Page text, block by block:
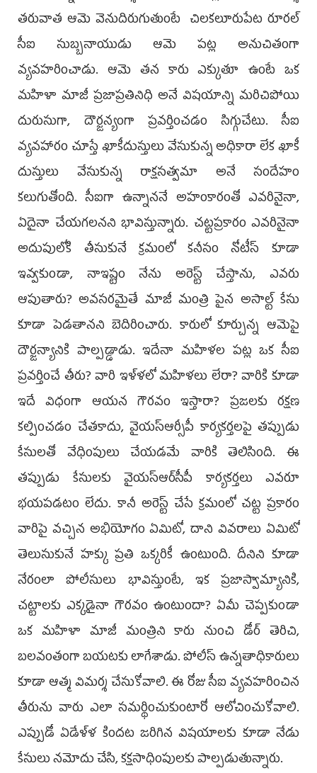
తరువాత ఆమె వెనుదిరుగుతుంటే చిలకలూరుపేట రూరల్
సీఐ సుబ్బనాయుడు ఆమె పట్ల అనుచితంగా
వ్యవహరించాడు. ఆమె తన కారు ఎక్కుతూ ఉంటే ఒక
మహిళా మాజీ ప్రజాప్రతినిధి అనే విషయాన్ని మరిచిపోయి
దురుసుగా, దౌర్జన్యంగా ప్రవర్తించడం సిగ్గుచేటు. సీఐ
వ్యవహారం చూస్తే ఖాకీదుస్తులు వేసుకున్న అధికారా లేక ఖాకీ
దుస్తులు వేసుకున్న రాక్షసత్వమా అనే సందేహం
కలుగుతోంది. సీఐగా ఉన్నాననే అహంకారంతో ఎవరినైనా,
ఏదైనా చేయగలనని భావిస్తున్నారు. చట్టప్రకారం ఎవరినైనా
అదుపులోకి తీసుకునే క్రమంలో కనీసం నోటీస్ కూడా
ఇవ్వకుండా, నాఇష్టం నేను అరెస్ట్ చేస్తాను, ఎవరు
ఆపుతారు? అవసరమైతే మాజీ మంత్రి పైన అసాల్ట్ కేసు
కూడా పెడతానని బెదిరించారు. కారులో కూర్చున్న ఆమెపై
దౌర్జన్యానికి పాల్పడ్డాడు. ఇదేనా మహిళల పట్ల ఒక సీఐ
ప్రవర్తించే తీరు? వారి ఇళ్ళలో మహిళలు లేరా? వారికి కూడా
ఇదే విధంగా ఆయన గౌరవం ఇస్తారా? ప్రజలకు రక్షణ
కల్పించడం చేతకాదు, వైయస్ఆర్సీపీ కార్యకర్తలపై తప్పుడు
కేసులతో వేధింపులు చేయడమే వారికి తెలిసింది. ఈ
తప్పుడు కేసులకు వైయస్ఆర్‌సీపీ కార్యకర్తలు ఎవరూ
భయపడటం లేదు. కానీ అరెస్ట్ చేసే క్రమంలో చట్ట ప్రకారం
వారిపై వచ్చిన అభియోగం ఏమిటో, దాని వివరాలు ఏమిటో
తెలుసుకునే హక్కు ప్రతి ఒక్కరికీ ఉంటుంది. దీనిని కూడా
నేరంలా పోలీసులు భావిస్తుంటే, ఇక ప్రజాస్వామ్యానికి,
చట్టాలకు ఎక్కడైనా గౌరవం ఉంటుందా? ఏమీ చెప్పకుండా
ఒక మహిళా మాజీ మంత్రిని కారు నుంచి డోర్ తెరిచి,
బలవంతంగా బయటకు లాగేశాడు. పోలీస్ ఉన్నతాధికారులు
కూడా ఆత్మ విమర్శ చేసుకోవాలి. ఈ రోజు సీఐ వ్యవహరించిన
తీరును వారు ఎలా సమర్థించుకుంటారో ఆలోచించుకోవాలి.
ఎప్పుడో ఏడేళ్ళ కిందట జరిగిన విషయాలకు కూడా నేడు
కేసులు నమోదు చేసి, కక్షసాధింపులకు పాల్పడుతున్నారు.